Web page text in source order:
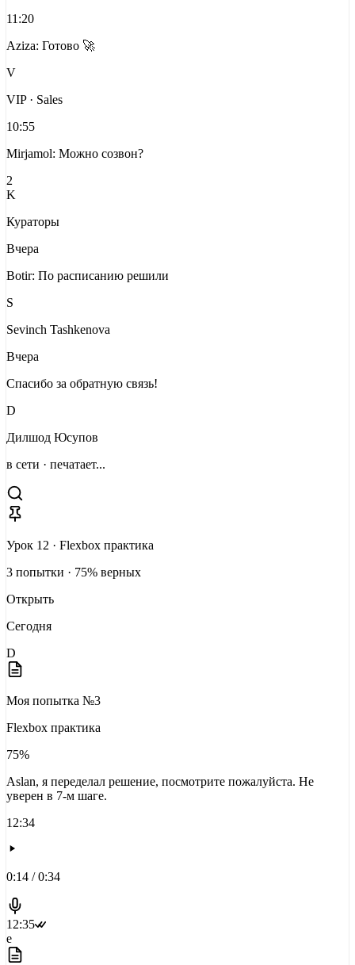
11:20
Aziza: Готово 🚀
V
VIP · Sales
10:55
Mirjamol: Можно созвон?
2
K
Кураторы
Вчера
Botir: По расписанию решили
S
Sevinch Tashkenova
Вчера
Спасибо за обратную связь!
D
Дилшод Юсупов
в сети · печатает...
Урок 12 · Flexbox практика
3 попытки · 75% верных
Открыть
Сегодня
D
Моя попытка №3
Flexbox практика
75%
Aslan, я переделал решение, посмотрите пожалуйста. Не
уверен в 7-м шаге.
12:34
0:14 / 0:34
12:35
e